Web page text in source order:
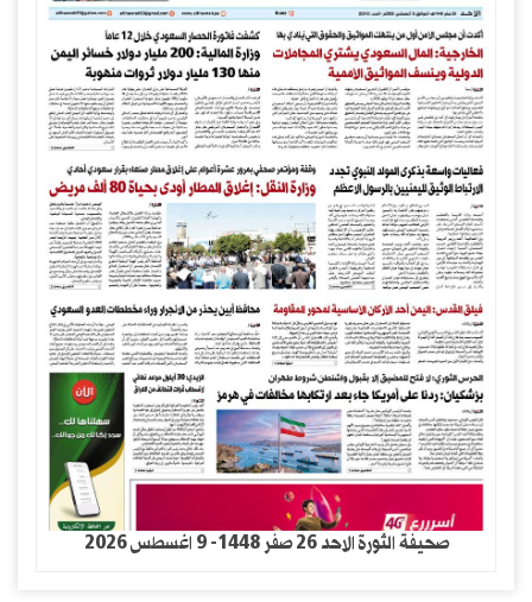
صحيفة الثورة الاحد 26 صفر 1448- 9 اغسطس 2026